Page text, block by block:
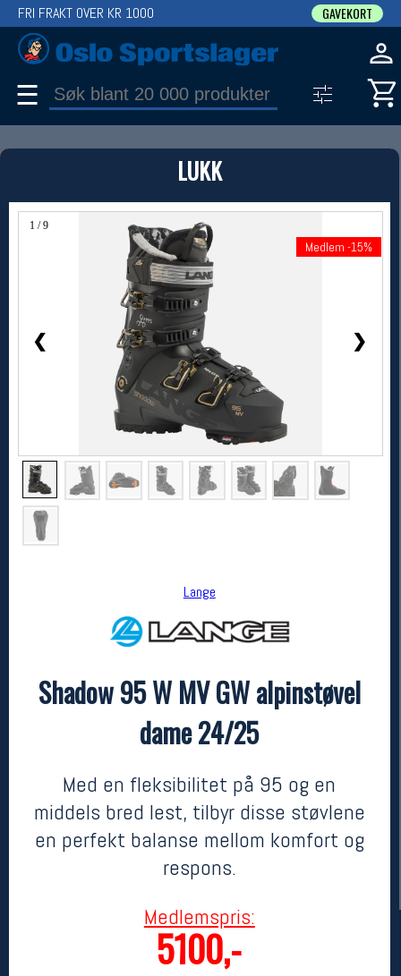
LUKK
1 / 9
❮ ❯
Medlem -15%
Lange
Shadow 95 W MV GW alpinstøvel
dame 24/25
Med en fleksibilitet på 95 og en
middels bred lest, tilbyr disse støvlene
en perfekt balanse mellom komfort og
respons.
Medlemspris:
5100,-
FRI FRAKT OVER KR 1000 GAVEKORT
☰
PRODUKT
Produkter (1)
Bruk filter til å spisse søket
Lange
6000,- MEDLEM:5100,-